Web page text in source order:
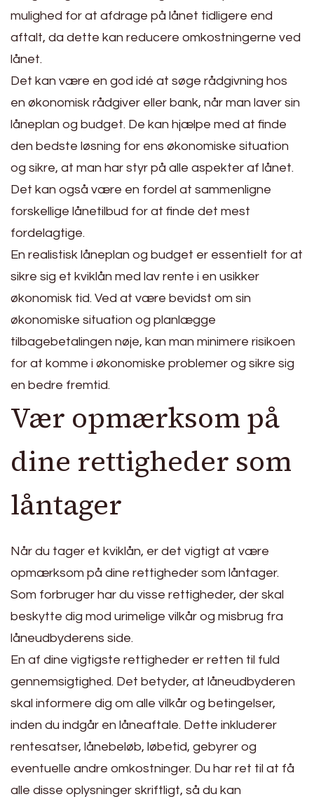
mulighed for at afdrage på lånet tidligere end
aftalt, da dette kan reducere omkostningerne ved
lånet.
Det kan være en god idé at søge rådgivning hos
en økonomisk rådgiver eller bank, når man laver sin
låneplan og budget. De kan hjælpe med at finde
den bedste løsning for ens økonomiske situation
og sikre, at man har styr på alle aspekter af lånet.
Det kan også være en fordel at sammenligne
forskellige lånetilbud for at finde det mest
fordelagtige.
En realistisk låneplan og budget er essentielt for at
sikre sig et kviklån med lav rente i en usikker
økonomisk tid. Ved at være bevidst om sin
økonomiske situation og planlægge
tilbagebetalingen nøje, kan man minimere risikoen
for at komme i økonomiske problemer og sikre sig
en bedre fremtid.
Vær opmærksom på
dine rettigheder som
låntager
Når du tager et kviklån, er det vigtigt at være
opmærksom på dine rettigheder som låntager.
Som forbruger har du visse rettigheder, der skal
beskytte dig mod urimelige vilkår og misbrug fra
låneudbyderens side.
En af dine vigtigste rettigheder er retten til fuld
gennemsigtighed. Det betyder, at låneudbyderen
skal informere dig om alle vilkår og betingelser,
inden du indgår en låneaftale. Dette inkluderer
rentesatser, lånebeløb, løbetid, gebyrer og
eventuelle andre omkostninger. Du har ret til at få
alle disse oplysninger skriftligt, så du kan